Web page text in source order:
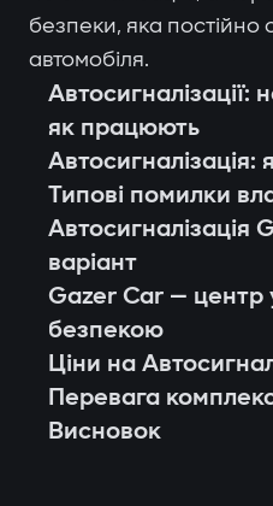
безпеки, яка постійно
автомобіля.
Автосигналізації:
як працюють
Автосигналізація:
Типові помилки
Автосигналізація
варіант
Gazer Car — центр
безпекою
Ціни на
Перевага
Висновок